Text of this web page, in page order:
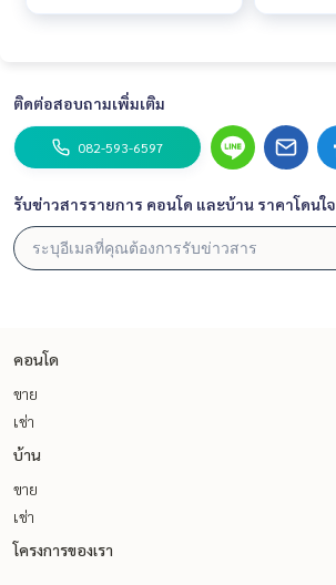
ติดต่อสอบถามเพิ่มเติม
082-593-6597
รับข่าวสารรายการ คอนโด และบ้าน ราคาโดนใจ
คอนโด
ขาย
เช่า
บ้าน
ขาย
เช่า
โครงการของเรา